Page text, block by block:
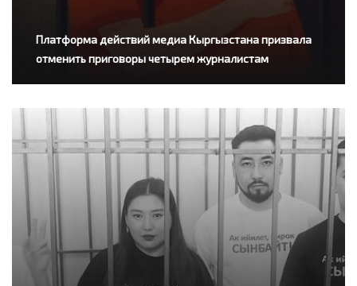
Платформа действий медиа Кыргызстана призвала
отменить приговоры четырем журналистам